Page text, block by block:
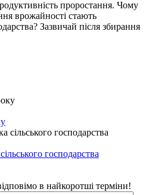
проростання. Чому
врожайності стають
Зазвичай після збирання
господарства
в найкоротші терміни!